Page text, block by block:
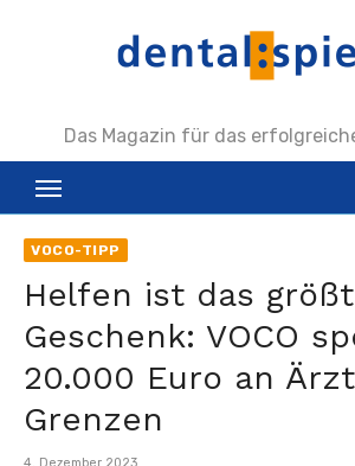
Das Magazin für das
VOCO-TIPP
Helfen ist das
Geschenk: VOCO
20.000 Euro an
Grenzen
Veröffentlicht